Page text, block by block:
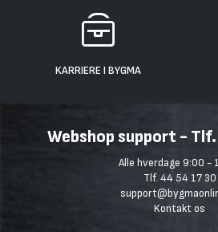
KARRIERE I BYGMA
Webshop support -
Alle hverdage 9:00 -
Tlf. 44 54 17 30
Kontakt os